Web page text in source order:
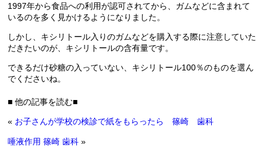
1997年から食品への利用が認可されてから、ガムなどに含まれて
いるのを多く見かけるようになりました。
しかし、キシリトール入りのガムなどを購入する際に注意していた
だきたいのが、キシリトールの含有量です。
できるだけ砂糖の入っていない、キシリトール100％のものを選ん
でくださいね。
■ 他の記事を読む■
« お子さんが学校の検診で紙をもらったら 篠崎 歯科
唾液作用 篠崎 歯科 »